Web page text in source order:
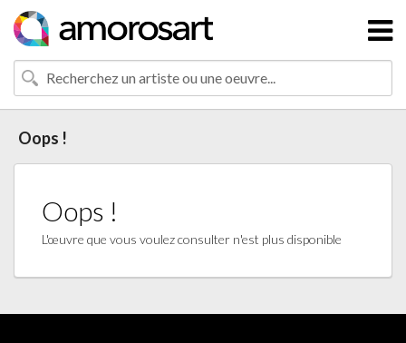
Oops !
Oops !
L'œuvre que vous voulez consulter n'est plus disponible